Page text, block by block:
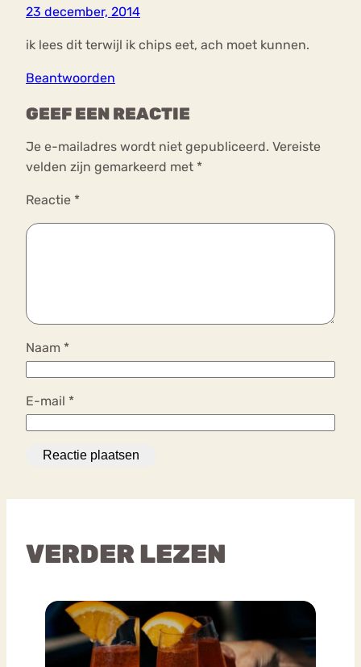
23 december, 2014
ik lees dit terwijl ik chips eet, ach moet kunnen.
Beantwoorden
GEEF EEN REACTIE
Je e-mailadres wordt niet gepubliceerd. Vereiste
velden zijn gemarkeerd met *
Reactie *
Naam *
E-mail *
VERDER LEZEN